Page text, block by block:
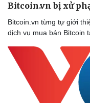
Bitcoin.vn bị xử
Bitcoin.vn từng tự giới
dịch vụ mua bán Bitcoin